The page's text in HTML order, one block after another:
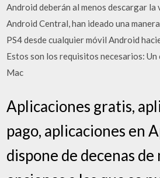
Android deberán al menos descargar la
Android Central, han ideado una
PS4 desde cualquier móvil Android
Estos son los requisitos necesarios:
Mac
Aplicaciones gratis,
pago, aplicaciones en
dispone de decenas de